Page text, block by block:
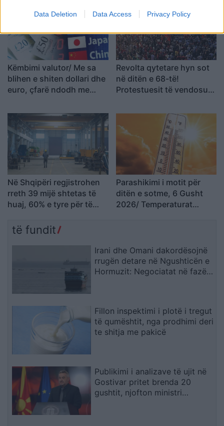
Data Deletion Data Access Privacy Policy
Këmbimi valutor/ Me sa
blihen e shiten dollari dhe
euro, çfarë ndodh me
Revolta qytetare hyn sot
në ditën e 68-të!
Protestuesit të vendosur
kryeministrit Rama
Në Shqipëri regjistrohen
rreth 39 mijë shtetas të
huaj, 60% e tyre për të
madhe të lejeve të
Parashikimi i motit për
ditën e sotme, 6 Gusht
2026/ Temperaturat
të fundit
Irani dhe Omani dakordësojnë
rrugën detare në Ngushticën e
Hormuzit: Negociatat në fazën
Fillon inspektimi i plotë i tregut
të qumështit, nga prodhimi deri
te shitja me pakicë
Publikimi i analizave të ujit në
Gostivar pritet brenda 20
gushtit, njofton ministri